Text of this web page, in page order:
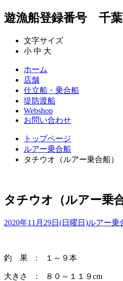
遊漁船登録番号 千葉
文字サイズ
小 中 大
ホーム
店舗
仕立船・乗合船
堤防渡船
Webshop
お問い合わせ
トップページ
ルアー乗合船
タチウオ（ルアー乗合船）
タチウオ（ルアー乗合
2020年11月29日(日曜日)ルアー乗
釣 果 : １～９本
大きさ : ８０～１１９cm